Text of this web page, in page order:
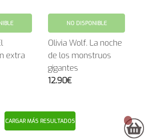
extra
NO DISPONIBLE
Olivia Wolf. La noche
de los monstruos
gigantes
12.90€
CARGAR MÁS RESULTADOS